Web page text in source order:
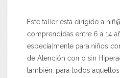
Este taller está dirigido a
comprendidas entre 6 a 14
especialmente para niños
de Atención con o sin
también, para todos